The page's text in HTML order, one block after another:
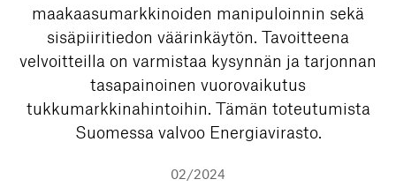
maakaasumarkkinoiden manipuloinnin sekä
sisäpiiritiedon väärinkäytön. Tavoitteena
velvoitteilla on varmistaa kysynnän ja tarjonnan
tasapainoinen vuorovaikutus
tukkumarkkinahintoihin. Tämän toteutumista
Suomessa valvoo Energiavirasto.
02/2024